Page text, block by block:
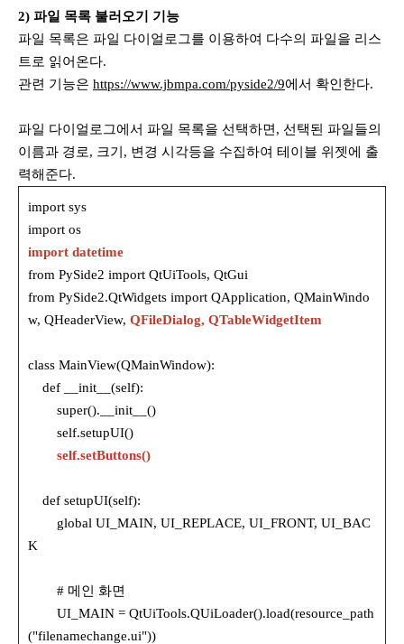
2) 파일 목록 불러오기 기능
파일 목록은 파일 다이얼로그를 이용하여 다수의 파일을 리스
트로 읽어온다.
관련 기능은 https://www.jbmpa.com/pyside2/9에서 확인한다.
파일 다이얼로그에서 파일 목록을 선택하면, 선택된 파일들의
이름과 경로, 크기, 변경 시각등을 수집하여 테이블 위젯에 출
력해준다.
import sys
import os
import datetime
from PySide2 import QtUiTools, QtGui
from PySide2.QtWidgets import QApplication, QMainWindo
w, QHeaderView, QFileDialog, QTableWidgetItem
class MainView(QMainWindow):
def __init__(self):
super().__init__()
self.setupUI()
self.setButtons()
def setupUI(self):
global UI_MAIN, UI_REPLACE, UI_FRONT, UI_BAC
K
# 메인 화면
UI_MAIN = QtUiTools.QUiLoader().load(resource_path
("filenamechange.ui"))